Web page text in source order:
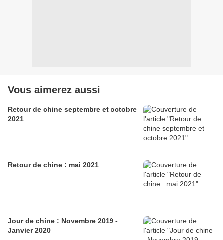
Vous aimerez aussi
Retour de chine septembre et octobre
2021
Retour de chine : mai 2021
Jour de chine : Novembre 2019 -
Janvier 2020